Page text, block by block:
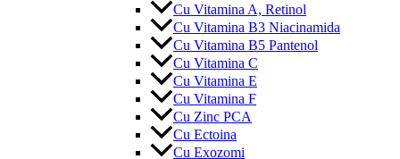
Cu Vitamina A, Retinol
Cu Vitamina B3 Niacinamida
Cu Vitamina B5 Pantenol
Cu Vitamina C
Cu Vitamina E
Cu Vitamina F
Cu Zinc PCA
Cu Ectoina
Cu Exozomi